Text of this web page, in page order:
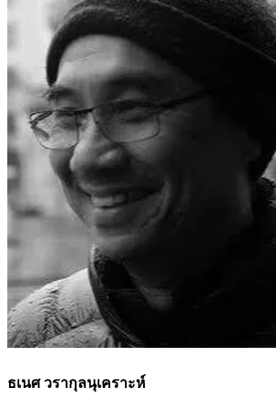
ธเนศ วรากุลนุเคราะห์